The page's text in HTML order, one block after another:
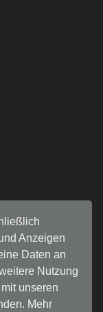
Anzeigen
Daten an
Nutzung
unseren
Mehr